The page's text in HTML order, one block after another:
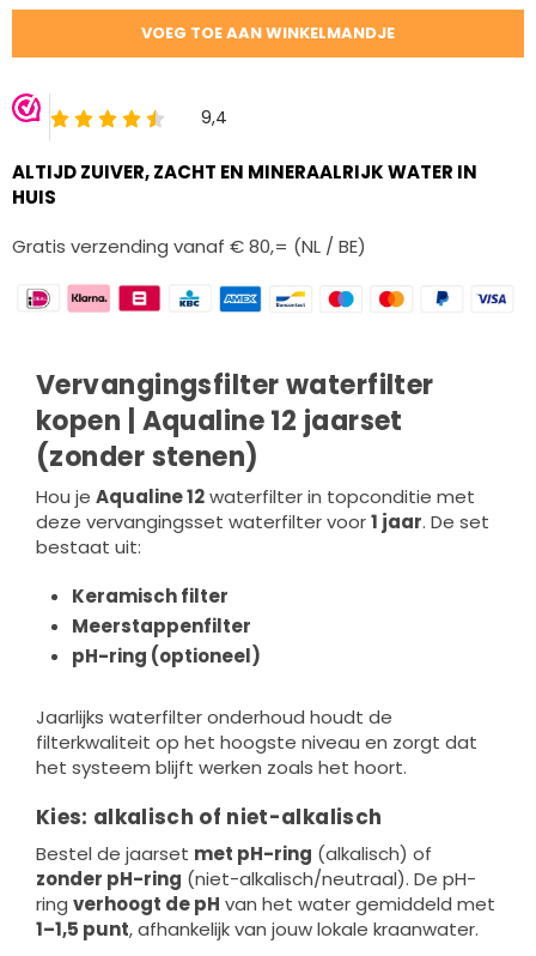
VOEG TOE AAN WINKELMANDJE
ALTIJD ZUIVER, ZACHT EN MINERAALRIJK WATER IN
HUIS
Gratis verzending vanaf € 80,= (NL / BE)
Vervangingsfilter waterfilter
kopen | Aqualine 12 jaarset
(zonder stenen)
Hou je Aqualine 12waterfilter in topconditie met
deze vervangingsset waterfilter voor1 jaar. De set
bestaat uit:
Keramisch filter
Meerstappenfilter
pH-ring (optioneel)
Jaarlijks waterfilter onderhoud houdt de
filterkwaliteit op het hoogste niveau en zorgt dat
het systeem blijft werken zoals het hoort.
Kies: alkalisch of niet-alkalisch
Bestel de jaarset met pH-ring (alkalisch) of
zonder pH-ring (niet-alkalisch/neutraal). De pH-
ring verhoogt de pH van het water gemiddeld met
1–1,5 punt, afhankelijk van jouw lokale kraanwater.